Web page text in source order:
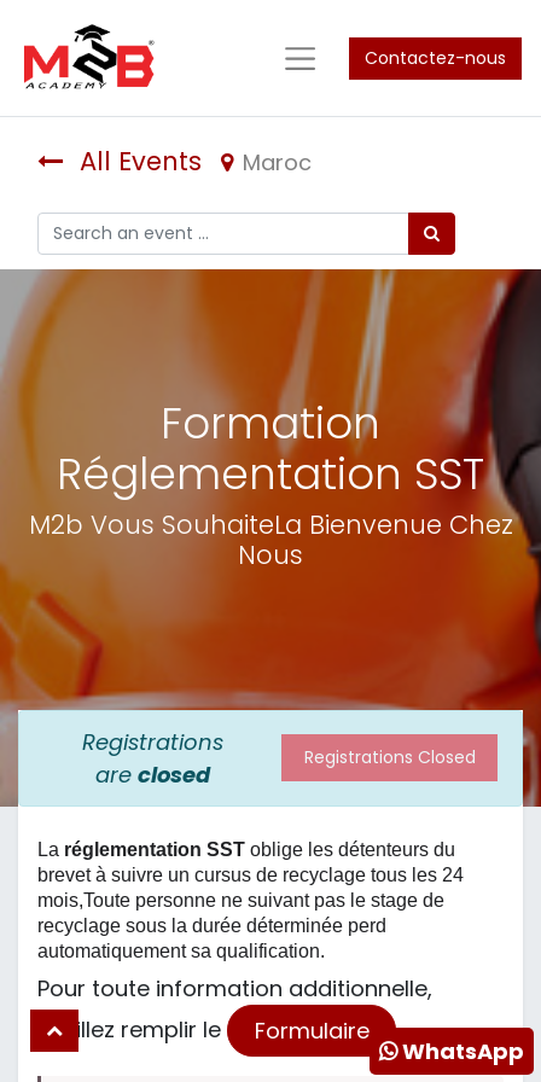
Contactez-nous
All Events Maroc
Formation
Réglementation SST
M2b Vous SouhaiteLa Bienvenue Chez
Nous
Registrations
areclosed
Registrations Closed
La réglementation SST oblige les détenteurs du
brevet à suivre un cursus de recyclage tous les 24
mois,Toute personne ne suivant pas le stage de
recyclage sous la durée déterminée perd
automatiquement sa qualification.
Pour toute information additionnelle,
veuillez remplir le
Formulaire
WhatsApp